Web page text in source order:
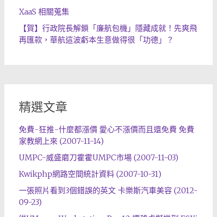
XaaS 相關蒐集
【賀】行政院長解鎖「廉航包機」隱藏成就！先爽飛
再匯款，華航這波虧本生意做得很「功德」？
精選文章
免費-狂推-什麼都漲價 愛心不漲價而且還免費 免費
家教網上來 (2007-11-14)
UMPC-威盛磨刀霍霍UMPC市場 (2007-11-03)
Kwikphp網路空間統計資料 (2007-10-31)
一張照片看到3個錯誤的英文 卡樂斯汽車美容 (2012-
09-23)